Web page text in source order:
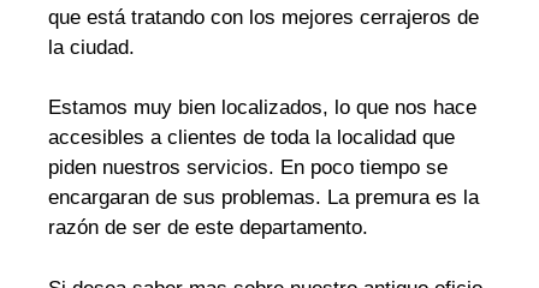
que está tratando con los mejores cerrajeros de
la ciudad.
Estamos muy bien localizados, lo que nos hace
accesibles a clientes de toda la localidad que
piden nuestros servicios. En poco tiempo se
encargaran de sus problemas. La premura es la
razón de ser de este departamento.